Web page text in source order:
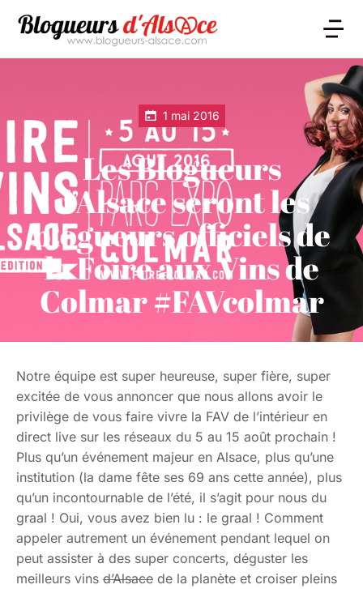
1 mai 2016
Les Blogueurs
d’Alsace seront les
blogueurs officiels de
la Foire aux Vins de
Colmar #FAVcolmar
Notre équipe est super heureuse, super fière, super
excitée de vous annoncer que nous allons avoir le
privilège de vous faire vivre la FAV de l’intérieur en
direct live sur les réseaux du 5 au 15 août prochain !
Plus qu’un événement majeur en Alsace, plus qu’une
institution (la dame fête ses 69 ans cette année), plus
qu’un incontournable de l’été, il s’agit pour nous du
graal ! Oui, vous avez bien lu : le graal ! Comment
appeler autrement un événement pendant lequel on
peut assister à des super concerts, déguster les
meilleurs vins d’Alsace de la planète et croiser pleins